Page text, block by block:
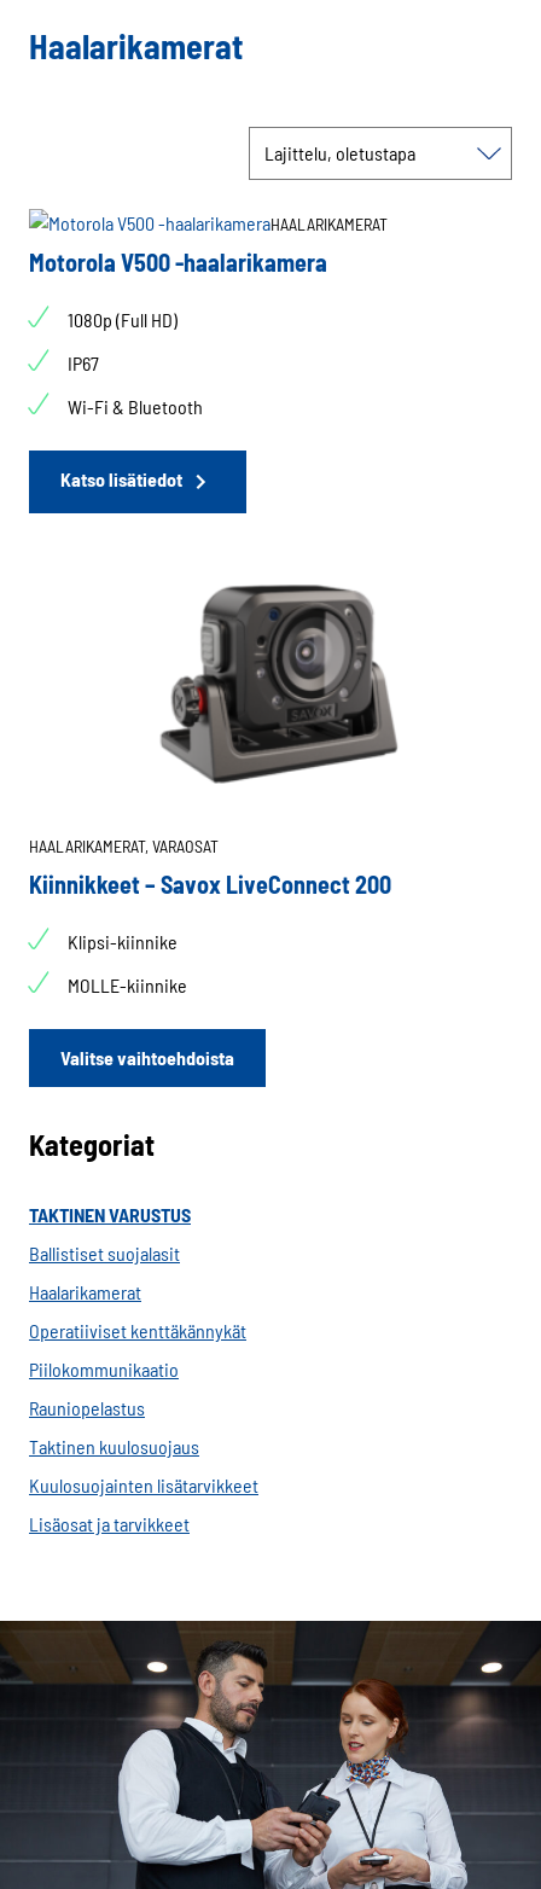
Haalarikamerat
HAALARIKAMERAT
Motorola V500 -haalarikamera
1080p (Full HD)
IP67
Wi-Fi & Bluetooth
Katso lisätiedot
HAALARIKAMERAT, VARAOSAT
Kiinnikkeet – Savox LiveConnect 200
Klipsi-kiinnike
MOLLE-kiinnike
Valitse vaihtoehdoista
Kategoriat
TAKTINEN VARUSTUS
Ballistiset suojalasit
Haalarikamerat
Operatiiviset kenttäkännykät
Piilokommunikaatio
Rauniopelastus
Taktinen kuulosuojaus
Kuulosuojainten lisätarvikkeet
Lisäosat ja tarvikkeet